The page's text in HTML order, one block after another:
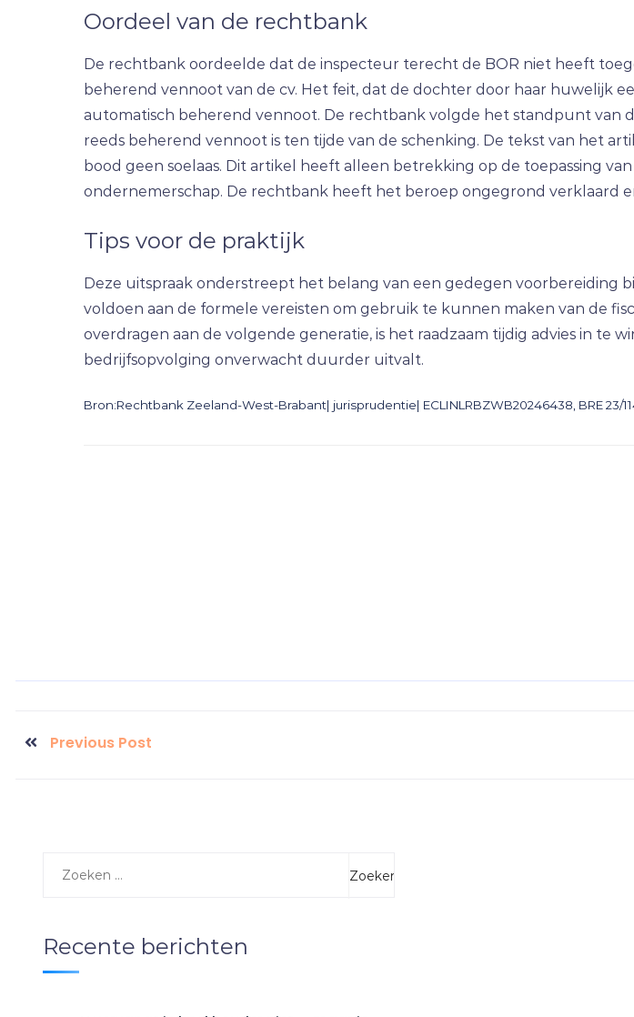
Oordeel van de rechtbank
De rechtbank oordeelde dat de inspecteur terecht de BOR niet heeft
beherend vennoot van de cv. Het feit, dat de dochter door haar huwelijk
automatisch beherend vennoot. De rechtbank volgde het standpunt van
reeds beherend vennoot is ten tijde van de schenking. De tekst van het
bood geen soelaas. Dit artikel heeft alleen betrekking op de toepassing
ondernemerschap. De rechtbank heeft het beroep ongegrond verklaard
Tips voor de praktijk
Deze uitspraak onderstreept het belang van een gedegen voorbereiding
voldoen aan de formele vereisten om gebruik te kunnen maken van de
overdragen aan de volgende generatie, is het raadzaam tijdig advies in te
bedrijfsopvolging onverwacht duurder uitvalt.
Bron:Rechtbank Zeeland-West-Brabant| jurisprudentie| ECLINLRBZWB20246438, BRE 23/
Previous Post
Recente berichten